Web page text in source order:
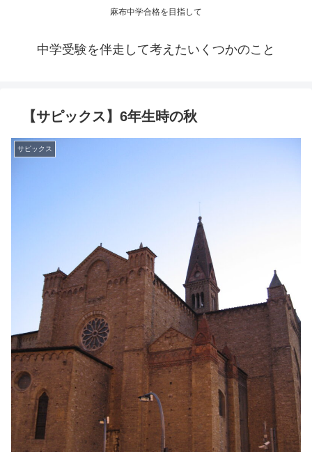
麻布中学合格を目指して
中学受験を伴走して考えたいくつかのこと
【サピックス】6年生時の秋
サピックス